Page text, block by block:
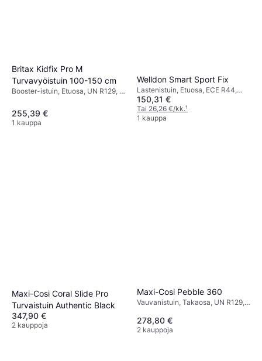
Britax Kidfix Pro M
Turvavyöistuin 100-150 cm
Booster-istuin, Etuosa, UN R129, i-
Sivutörmäyssuojaus (ASIP),
Säädettävä pääntuki
255,39 €
1 kauppa
Welldon Smart Sport Fix
Lastenistuin, Etuosa, ECE R44,
Vastasyntyneen istuimen
pienennin mukana,
Sivutörmäyssuojaus (ASIP)
150,31 €
Tai 26,26 €/kk.¹
1 kauppa
Maxi-Cosi Coral Slide Pro
Turvaistuin Authentic Black
347,90 €
2 kauppoja
Maxi-Cosi Pebble 360
Vauvanistuin, Takaosa, UN R129,
Pestävä päällinen, Kääntyvä,
Kantokahva, Säädettävä pääntuki,
278,80 €
2 kauppoja